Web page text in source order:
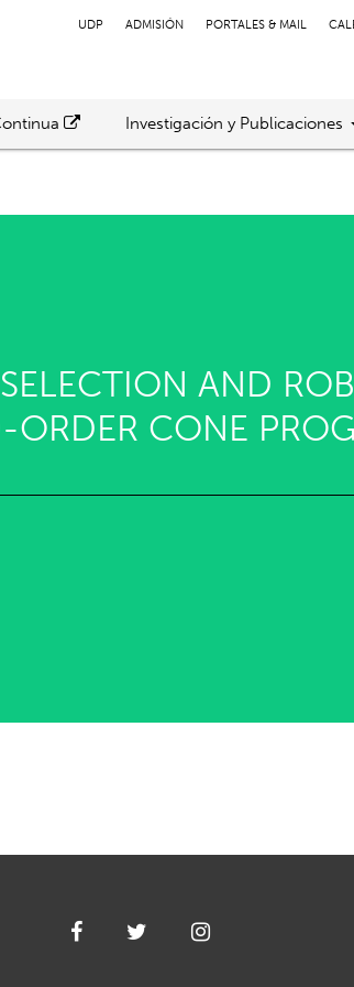
UDP ADMISIÓN PORTALES & MAIL
Investigación y Publicaciones
AND
CONE